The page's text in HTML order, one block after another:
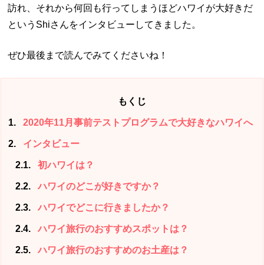
訪れ、それから何回も行ってしまうほどハワイが大好きだ
というShiさんをインタビューしてきました。
ぜひ最後まで読んでみてくださいね！
もくじ
1 2020年11月事前テストプログラムで大好きなハワイへ
2 インタビュー
2.1 初ハワイは？
2.2 ハワイのどこが好きですか？
2.3 ハワイでどこに行きましたか？
2.4 ハワイ旅行のおすすめスポットは？
2.5 ハワイ旅行のおすすめのお土産は？